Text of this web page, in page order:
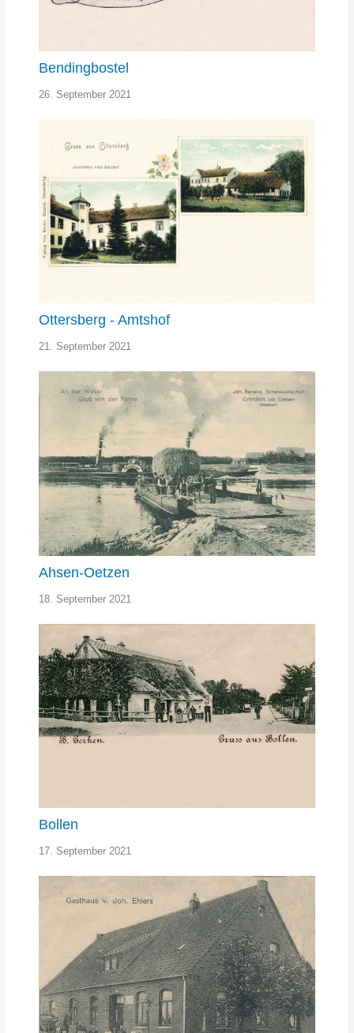
Bendingbostel
26. September 2021
Ottersberg - Amtshof
21. September 2021
Ahsen-Oetzen
18. September 2021
Bollen
17. September 2021